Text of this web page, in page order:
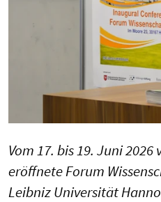
Vom 17. bis 19. Juni
eröffnete Forum
Leibniz Universität